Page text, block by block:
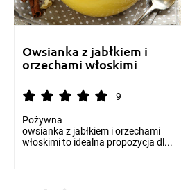
Owsianka z jabłkiem i
orzechami włoskimi
9
Pożywna
owsianka z jabłkiem i orzechami
włoskimi to idealna propozycja dl...